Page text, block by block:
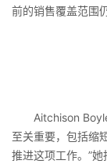
前的销售覆盖范围
Aitchison Boyle
至关重要，包括缩
推进这项工作。”